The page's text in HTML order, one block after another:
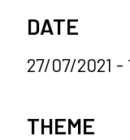
DATE
27/07/2021 -
News categories
THEME